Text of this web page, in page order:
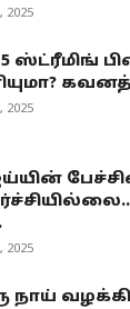
2025
ஸ்ட்ரீமிங்
2025
2025
நாய்